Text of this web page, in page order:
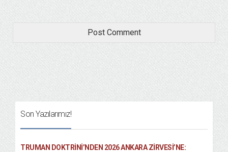
Son Yazılarımız!
TRUMAN DOKTRINI’NDEN 2026 ANKARA ZIRVESI’NE: